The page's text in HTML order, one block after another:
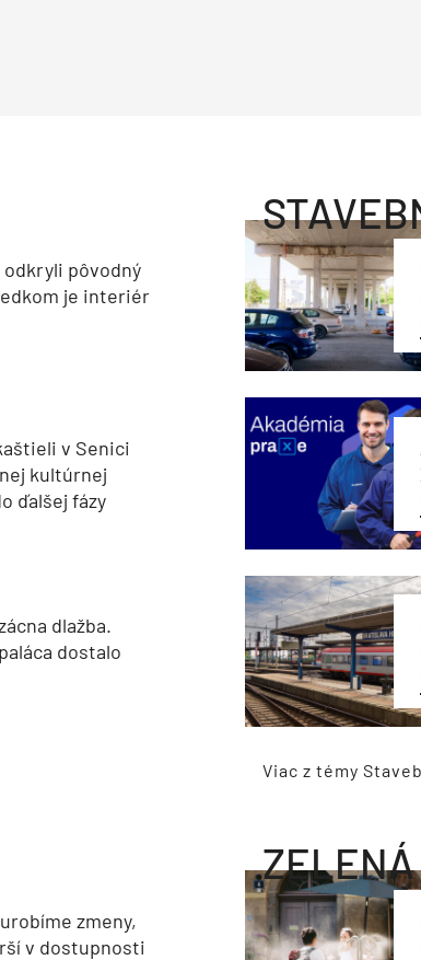
pôvodný
je interiér
v Senici
kultúrnej
ďalšej fázy
dlažba.
dostalo
Viac z témy
zmeny,
v dostupnosti
ZELENÁ